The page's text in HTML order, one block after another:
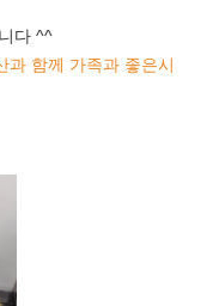
다 ^^
과 함께 가족과 좋은시